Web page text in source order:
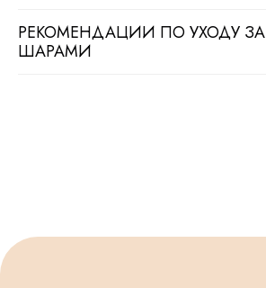
РЕКОМЕНДАЦИИ ПО УХОДУ ЗА
ШАРАМИ